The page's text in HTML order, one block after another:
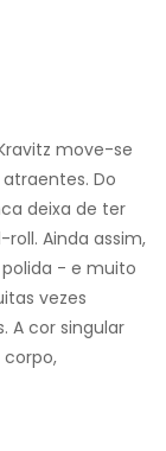
move-se
Do
deixa de ter
Ainda assim,
- e muito
vezes
A cor singular